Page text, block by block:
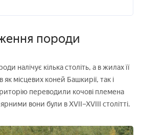
породи
налічує кілька століть, а в жилах її
місцевих коней Башкирії, так і
переводили кочові племена
вони були в XVII–XVIII столітті.